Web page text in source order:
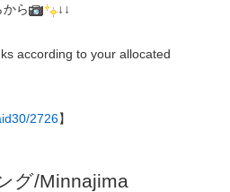
ら ↓↓
according to your allocated
2726】
グ/Minnajima